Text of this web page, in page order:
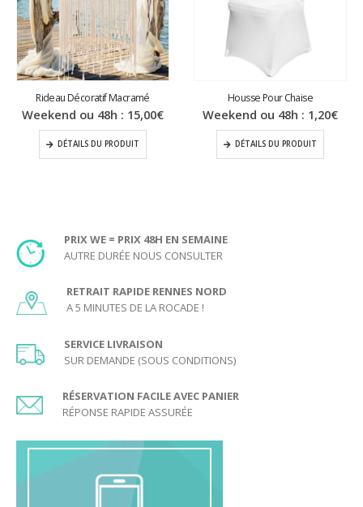
Rideau Décoratif Macramé
Weekend ou 48h : 15,00€
DÉTAILS DU PRODUIT
Housse Pour Chaise
Weekend ou 48h : 1,20€
DÉTAILS DU PRODUIT
PRIX WE = PRIX 48H EN SEMAINE
AUTRE DURÉE NOUS CONSULTER
RETRAIT RAPIDE RENNES NORD
A 5 MINUTES DE LA ROCADE !
SERVICE LIVRAISON
SUR DEMANDE (SOUS CONDITIONS)
RÉSERVATION FACILE AVEC PANIER
RÉPONSE RAPIDE ASSURÉE